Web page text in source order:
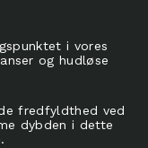
i vores
og hudløse
fredfyldthed ved
dybden i dette